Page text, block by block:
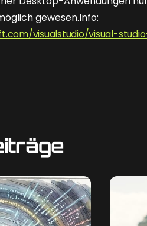
gewesen.Info:
visualstudio/visual-